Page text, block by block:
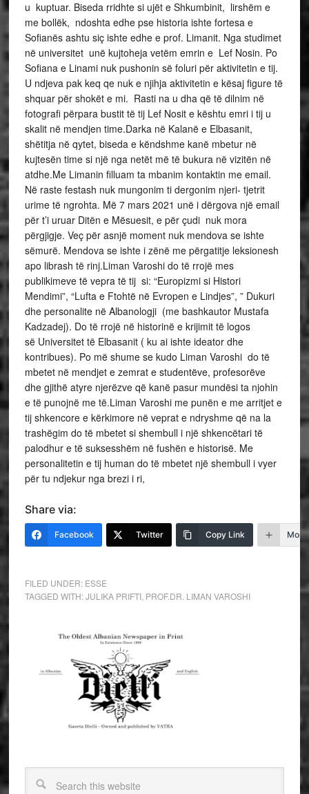
u kuptuar. Biseda rridhte si ujët e Shkumbinit, lirshëm e
me bollëk, ndoshta edhe pse historia ishte fortesa e
Sofianës ashtu siç ishte edhe e prof. Limanit. Nga studimet
në universitet unë kujtoheja vetëm emrin e Lef Nosin. Po
Sofiana e Linami nuk pushonin së foluri për aktivitetin e tij.
U ndjeva pak keq qe nuk e njihja aktivitetin e kësaj figure të
shquar për shokët e mi. Rasti na u dha që të dilnim në
fotografi përpara bustit të tij Lef Nosit e kështu emri i tij u
skalit në mendjen time.Darka në Kalanë e Elbasanit,
shëtitja në qytet, biseda e këndshme kanë mbetur në
kujtesën time si një nga netët më të bukura në vizitën në
atdhe.Me Limanin filluam ta mbanim kontaktin me email.
Në raste festash nuk mungonim ti dergonim njeri- tjetrit
urime të ngrohta. Më 7 mars 2021 unë i dërgova një email
për t’i uruar Ditën e Mësuesit, e për çudi nuk mora
përgjigje. Veç për asnjë moment nuk mendova se ishte
sëmurë. Mendova se ishte i zënë me përgatitje leksionesh
apo librash të rinj.Liman Varoshi do të rrojë mes
publikimeve të vepra të tij si: “Europizmi si Histori
Mendimi”, “Lufta e Ftohtë në Evropen e Lindjes”, ” Dukuri
dhe personalite në Albanologji (me bashkautor Mustafa
Kadzadej). Do të rrojë në historinë e krijimit të logos
së Universitet të Elbasanit ( ku ai ishte ideator dhe
kontribues). Po më shume se kudo Liman Varoshi do të
mbetet në mendjet e zemrat e studentëve, profesorëve
dhe gjithë atyre njerëzve që kanë pasur mundësi ta njohin
e të punojnë me të.Liman Varoshi me punën e me arritjet e
tij shkencore e kërkimore në veprat e ndryshme që na la
trashëgim do të mbetet si shembull i një shkencëtari të
palodhur e të suksesshëm në fushën e historisë. Me
personalitetin e tij human do të mbetet një shembull i vyer
për tu ndjekur nga brezi i ri,
Share via:
Facebook Twitter Copy Link More
FILED UNDER: ESSE
TAGGED WITH:JULIKA PRIFTI, PROF.DR. LIMAN VAROSHI